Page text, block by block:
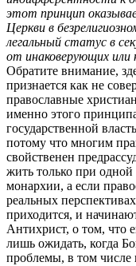
этот принцип
Церкви в
легальный статус в
от инаковерующих или
Обратите внимание,
признается как не
православные
именно этого
государственной
потому что многим
свойственен
жить только при одной
монархии, а если
реальных
приходится, и
Антихрист, о том, что
лишь ожидать, когда
проблемы, в том